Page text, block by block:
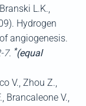
L.K.,
Hydrogen
angiogenesis.
7. *(equal
V., Zhou Z.,
Brancaleone V.,